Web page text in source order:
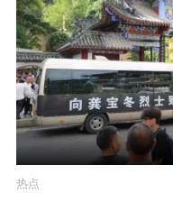
热点